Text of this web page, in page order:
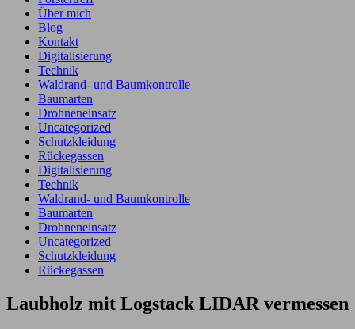
Über mich
Blog
Kontakt
Digitalisierung
Technik
Waldrand- und Baumkontrolle
Baumarten
Drohneneinsatz
Uncategorized
Schutzkleidung
Rückegassen
Digitalisierung
Technik
Waldrand- und Baumkontrolle
Baumarten
Drohneneinsatz
Uncategorized
Schutzkleidung
Rückegassen
Laubholz mit Logstack LIDAR vermessen